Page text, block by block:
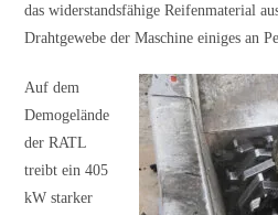
das widerstandsfähige Reifenmaterial
Drahtgewebe der Maschine einiges an
Auf dem
Demogelände
der RATL
treibt ein 405
kW starker